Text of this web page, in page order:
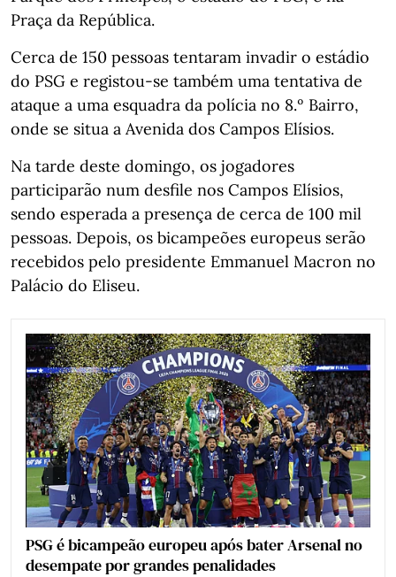
Praça da República.
Cerca de 150 pessoas tentaram invadir o estádio
do PSG e registou-se também uma tentativa de
ataque a uma esquadra da polícia no 8.º Bairro,
onde se situa a Avenida dos Campos Elísios.
Na tarde deste domingo, os jogadores
participarão num desfile nos Campos Elísios,
sendo esperada a presença de cerca de 100 mil
pessoas. Depois, os bicampeões europeus serão
recebidos pelo presidente Emmanuel Macron no
Palácio do Eliseu.
PSG é bicampeão europeu após bater Arsenal no
desempate por grandes penalidades